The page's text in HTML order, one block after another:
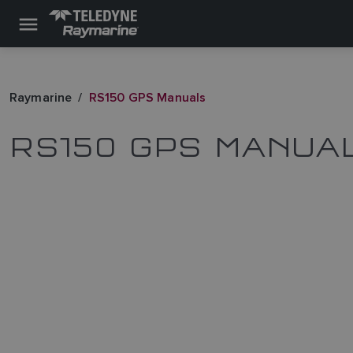
Raymarine RS150 GPS Manuals
RS150 GPS